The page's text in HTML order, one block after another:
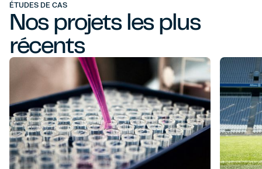
ÉTUDES DE CAS
Nos projets les plus
récents